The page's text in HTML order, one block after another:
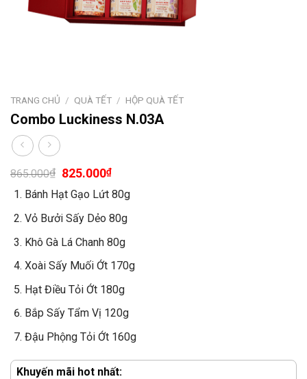
TRANG CHỦ / QUÀ TẾT / HỘP QUÀ TẾT
Combo Luckiness N.03A
865.000₫ Giá
là:
865.000₫.
825.000₫Giá
tại
825.000₫.
Bánh Hạt Gạo Lứt 80g
Vỏ Bưởi Sấy Dẻo 80g
Khô Gà Lá Chanh 80g
Xoài Sấy Muối Ớt 170g
Hạt Điều Tỏi Ớt 180g
Bắp Sấy Tẩm Vị 120g
Đậu Phộng Tỏi Ớt 160g
Khuyến mãi hot nhất: